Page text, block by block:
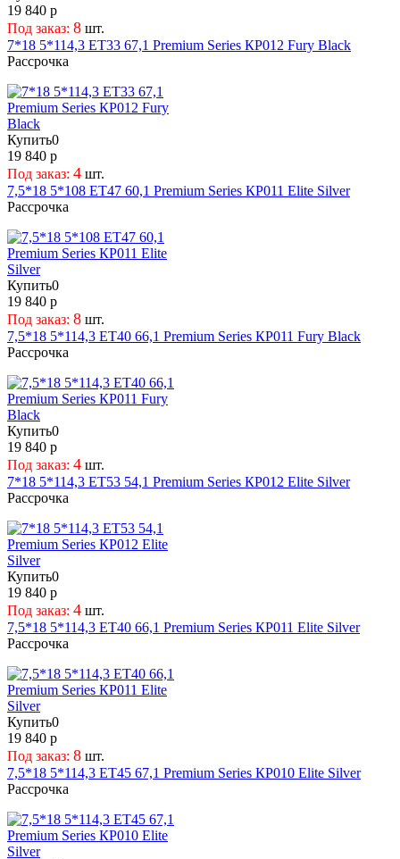
19 840 р
Под заказ: 8 шт.
7*18 5*114,3 ET33 67,1 Premium Series КР012 Fury Black
Рассрочка
Купить0
19 840 р
Под заказ: 4 шт.
7,5*18 5*108 ET47 60,1 Premium Series КР011 Elite Silver
Рассрочка
Купить0
19 840 р
Под заказ: 8 шт.
7,5*18 5*114,3 ET40 66,1 Premium Series КР011 Fury Black
Рассрочка
Купить0
19 840 р
Под заказ: 4 шт.
7*18 5*114,3 ET53 54,1 Premium Series КР012 Elite Silver
Рассрочка
Купить0
19 840 р
Под заказ: 4 шт.
7,5*18 5*114,3 ET40 66,1 Premium Series КР011 Elite Silver
Рассрочка
Купить0
19 840 р
Под заказ: 8 шт.
7,5*18 5*114,3 ET45 67,1 Premium Series КР010 Elite Silver
Рассрочка